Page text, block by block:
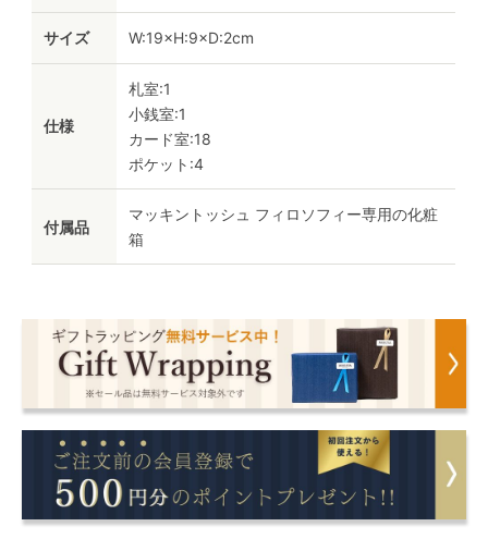
サイズ W:19×H:9×D:2cm
仕様
札室:1
小銭室:1
カード室:18
ポケット:4
付属品
マッキントッシュ フィロソフィー専用の化粧
箱